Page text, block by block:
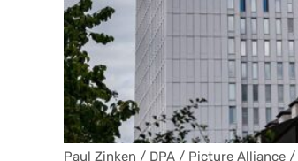
Paul Zinken / DPA / Picture Alliance /